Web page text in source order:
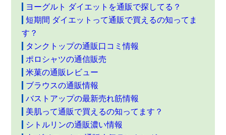
ヨーグルト ダイエットを通販で探してる？
短期間 ダイエットって通販で買えるの知ってま
す？
タンクトップの通販口コミ情報
ポロシャツの通信販売
米菓の通販レビュー
ブラウスの通販情報
バストアップの最新売れ筋情報
美肌って通販で買えるの知ってます？
シトルリンの通販濃い情報